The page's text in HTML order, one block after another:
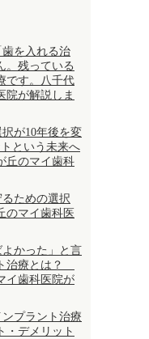
を入れる治
。残っている
です。八千代
院が解説しま
が10年後を変
という未来へ
丘のマイ歯科
ための選択
マイ歯科医
かった」と言
治療とは？
イ歯科医院が
プラント治療
・デメリット